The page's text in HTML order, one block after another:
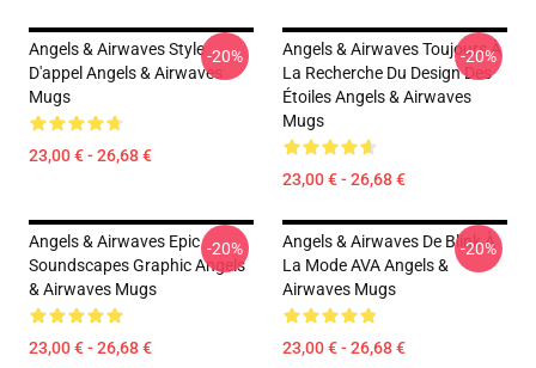
Angels & Airwaves Style
D'appel Angels & Airwaves
Mugs
23,00 € - 26,68 €
-20%
Angels & Airwaves Toujours À
La Recherche Du Design Des
Étoiles Angels & Airwaves
Mugs
23,00 € - 26,68 €
-20%
Angels & Airwaves Epic
Soundscapes Graphic Angels
& Airwaves Mugs
23,00 € - 26,68 €
-20%
Angels & Airwaves De Blink À
La Mode AVA Angels &
Airwaves Mugs
23,00 € - 26,68 €
-20%